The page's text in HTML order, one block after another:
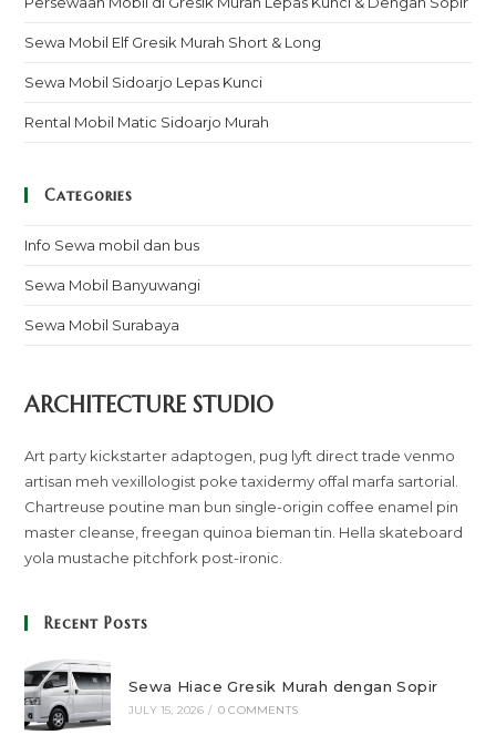
Sewa Mobil Elf Gresik Murah Short & Long
Sewa Mobil Sidoarjo Lepas Kunci
Rental Mobil Matic Sidoarjo Murah
Categories
Info Sewa mobil dan bus
Sewa Mobil Banyuwangi
Sewa Mobil Surabaya
ARCHITECTURE STUDIO
Art party kickstarter adaptogen, pug lyft direct trade venmo
artisan meh vexillologist poke taxidermy offal marfa sartorial.
Chartreuse poutine man bun single-origin coffee enamel pin
master cleanse, freegan quinoa bieman tin. Hella skateboard
yola mustache pitchfork post-ironic.
Recent Posts
Sewa Hiace Gresik Murah dengan Sopir
JULY 15, 2026 / 0 COMMENTS